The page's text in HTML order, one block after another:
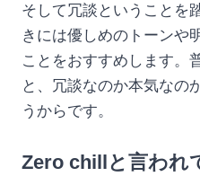
そして冗談ということを
きには優しめのトーンや
ことをおすすめします。
と、冗談なのか本気なの
うからです。
Zero chillと言われ